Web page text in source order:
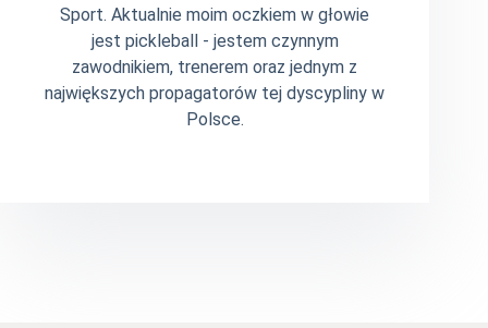
Sport. Aktualnie moim oczkiem w głowie
jest pickleball - jestem czynnym
zawodnikiem, trenerem oraz jednym z
największych propagatorów tej dyscypliny w
Polsce.